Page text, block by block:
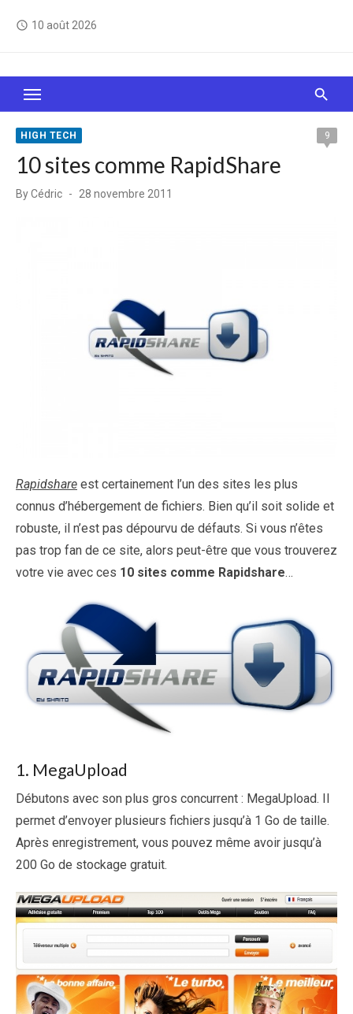
access_time 10 août 2026
Le Web, c'est comme une boîte de chocolats… On
sait jamais sur quoi on va tomber !
HIGH TECH 9
10 sites comme RapidShare
ByCédric
Posted
28 novembre 2011
Rapidshare est certainement l’un des sites les plus
connus d’hébergement de fichiers. Bien qu’il soit solide et
robuste, il n’est pas dépourvu de défauts. Si vous n’êtes
pas trop fan de ce site, alors peut-être que vous trouverez
votre vie avec ces 10 sites comme Rapidshare…
1. MegaUpload
Débutons avec son plus gros concurrent : MegaUpload. Il
permet d’envoyer plusieurs fichiers jusqu’à 1 Go de taille.
Après enregistrement, vous pouvez même avoir jusqu’à
200 Go de stockage gratuit.